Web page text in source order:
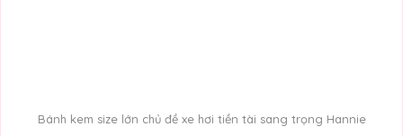
Bánh kem size lớn chủ đề xe hơi tiền tài sang trọng Hannie